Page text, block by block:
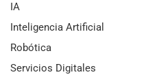
IA
Inteligencia Artificial
Robótica
Servicios Digitales